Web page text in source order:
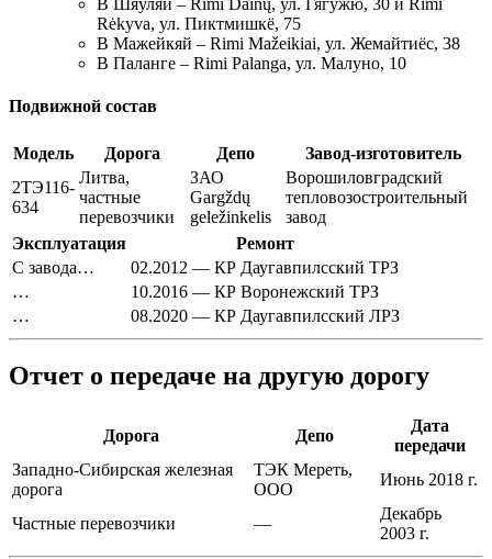
В Шяуляй – Rimi Dainų, ул. Гягужю, 30 и Rimi
Rėkyva, ул. Пиктмишкё, 75
В Мажейкяй – Rimi Mažeikiai, ул. Жемайтиёс, 38
В Паланге – Rimi Palanga, ул. Малуно, 10
Подвижной состав
Модель Дорога Депо
Завод-изготовитель
2ТЭ116-
634
Литва,
частные
перевозчики
ЗАО
Gargždų
geležinkelis
Ворошиловградский
тепловозостроительный
завод
Эксплуатация
Ремонт
С завода…
02.2012 — КР Даугавпилсский ТРЗ
…
10.2016 — КР Воронежский ТРЗ
…
08.2020 — КР Даугавпилсский ЛРЗ
Отчет о передаче на другую дорогу
Дорога Депо
Дата
передачи
Западно-Сибирская железная
дорога
ТЭК Мереть,
ООО
Июнь 2018 г.
Частные перевозчики —
Декабрь
2003 г.